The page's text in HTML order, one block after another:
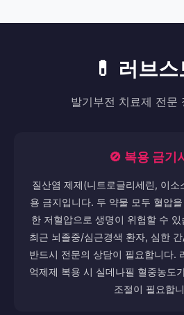
매일 첫 입금 15% 보너스 (최대 50만
구매하기
💊 러브스
발기부전 치료제 전문